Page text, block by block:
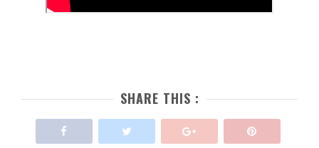
SHARE THIS :